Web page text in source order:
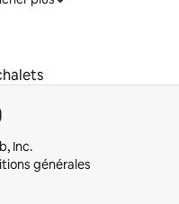
Inc.
générales